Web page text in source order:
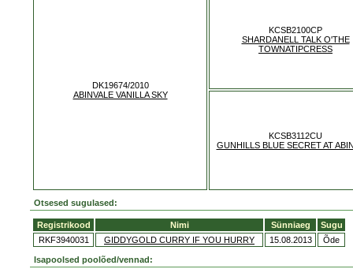
DK19674/2010
ABINVALE VANILLA SKY
KCSB2100CP
SHARDANELL TALK O'THE
TOWNATIPCRESS
KCSB3112CU
GUNHILLS BLUE SECRET AT
Otsesed sugulased:
Registrikood Nimi Sünniaeg
Sugu
RKF3940031
GIDDYGOLD CURRY IF YOU HURRY 15.08.2013 Õde
Isapoolsed poolõed/vennad: